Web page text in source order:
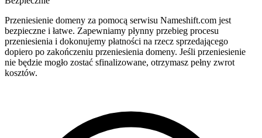
Przeniesienie domeny za pomocą serwisu Nameshift.com jest
bezpieczne i łatwe. Zapewniamy płynny przebieg procesu
przeniesienia i dokonujemy płatności na rzecz sprzedającego
dopiero po zakończeniu przeniesienia domeny. Jeśli przeniesienie
nie będzie mogło zostać sfinalizowane, otrzymasz pełny zwrot
kosztów.